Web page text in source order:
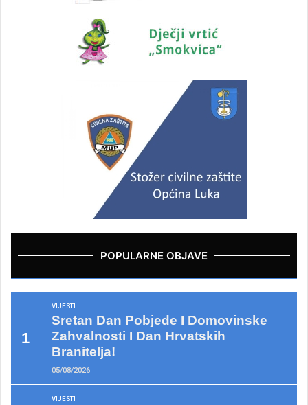
POPULARNE OBJAVE
VIJESTI
Sretan Dan Pobjede I Domovinske
Zahvalnosti I Dan Hrvatskih
Branitelja!
05/08/2026
VIJESTI